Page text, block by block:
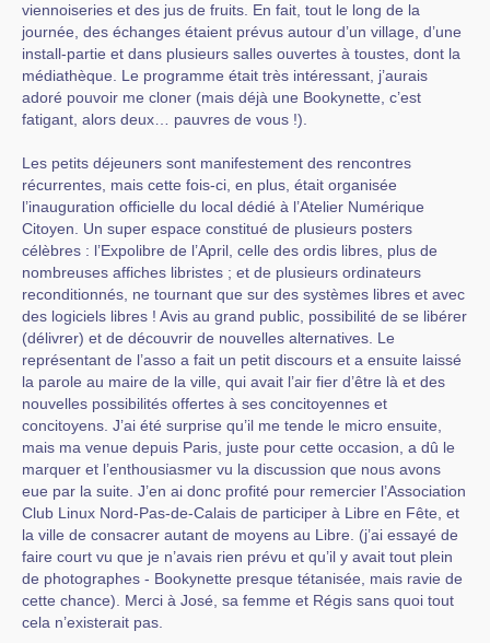
viennoiseries et des jus de fruits. En fait, tout le long de la
journée, des échanges étaient prévus autour d’un village, d’une
install-partie et dans plusieurs salles ouvertes à toustes, dont la
médiathèque. Le programme était très intéressant, j’aurais
adoré pouvoir me cloner (mais déjà une Bookynette, c’est
fatigant, alors deux… pauvres de vous !).
Les petits déjeuners sont manifestement des rencontres
récurrentes, mais cette fois-ci, en plus, était organisée
l’inauguration officielle du local dédié à l’Atelier Numérique
Citoyen. Un super espace constitué de plusieurs posters
célèbres : l’Expolibre de l’April, celle des ordis libres, plus de
nombreuses affiches libristes ; et de plusieurs ordinateurs
reconditionnés, ne tournant que sur des systèmes libres et avec
des logiciels libres ! Avis au grand public, possibilité de se libérer
(délivrer) et de découvrir de nouvelles alternatives. Le
représentant de l’asso a fait un petit discours et a ensuite laissé
la parole au maire de la ville, qui avait l’air fier d’être là et des
nouvelles possibilités offertes à ses concitoyennes et
concitoyens. J’ai été surprise qu’il me tende le micro ensuite,
mais ma venue depuis Paris, juste pour cette occasion, a dû le
marquer et l’enthousiasmer vu la discussion que nous avons
eue par la suite. J’en ai donc profité pour remercier l’Association
Club Linux Nord-Pas-de-Calais de participer à Libre en Fête, et
la ville de consacrer autant de moyens au Libre. (j’ai essayé de
faire court vu que je n’avais rien prévu et qu’il y avait tout plein
de photographes - Bookynette presque tétanisée, mais ravie de
cette chance). Merci à José, sa femme et Régis sans quoi tout
cela n’existerait pas.